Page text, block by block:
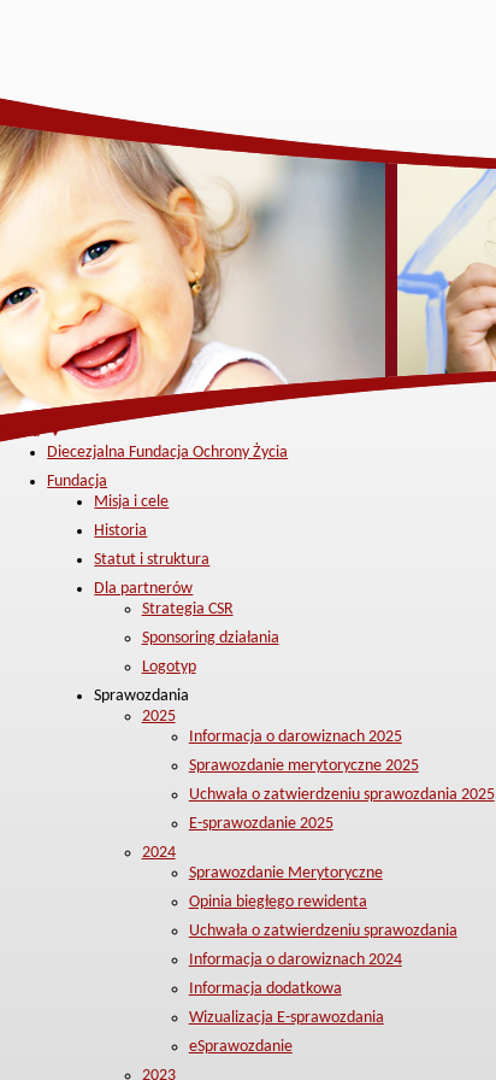
Menu ▼
Diecezjalna Fundacja Ochrony Życia
Fundacja
Misja i cele
Historia
Statut i struktura
Dla partnerów
Strategia CSR
Sponsoring działania
Logotyp
Sprawozdania
2025
Informacja o darowiznach 2025
Sprawozdanie merytoryczne 2025
Uchwała o zatwierdzeniu sprawozdania 2025
E-sprawozdanie 2025
2024
Sprawozdanie Merytoryczne
Opinia biegłego rewidenta
Uchwała o zatwierdzeniu sprawozdania
Informacja o darowiznach 2024
Informacja dodatkowa
Wizualizacja E-sprawozdania
eSprawozdanie
2023